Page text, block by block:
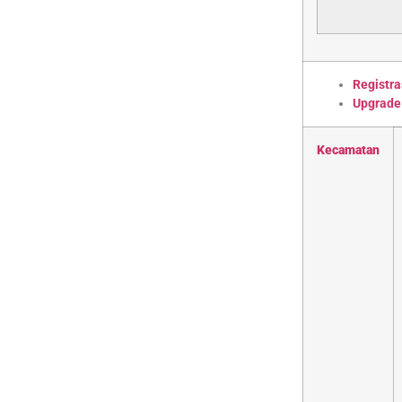
Kecamatan